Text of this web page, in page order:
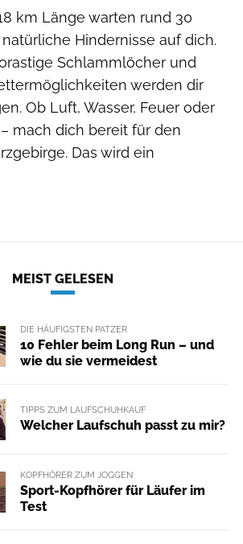
km Länge warten rund 30
Hindernisse auf dich.
Schlammlöcher und
werden dir
Ob Luft, Wasser, Feuer oder
mach dich bereit für den
Das wird ein
MEIST GELESEN
DIE HÄUFIGSTEN PATZER
10 Fehler beim Long Run – und
wie du sie vermeidest
TIPPS ZUM LAUFSCHUHKAUF
Welcher Laufschuh passt zu mir?
KOPFHÖRER ZUM JOGGEN
Sport-Kopfhörer für Läufer im
Test